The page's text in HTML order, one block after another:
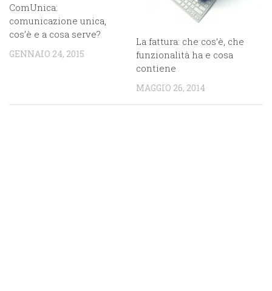
ComUnica:
comunicazione unica,
cos’è e a cosa serve?
GENNAIO 24, 2015
La fattura: che cos’è, che
funzionalità ha e cosa
contiene
MAGGIO 26, 2014